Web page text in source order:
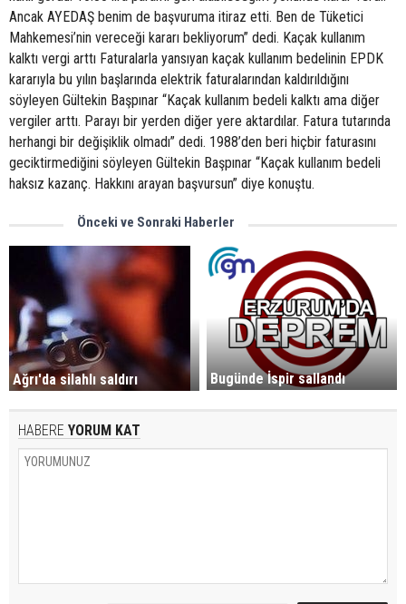
Ancak AYEDAŞ benim de başvuruma itiraz etti. Ben de Tüketici
Mahkemesi’nin vereceği kararı bekliyorum” dedi. Kaçak kullanım
kalktı vergi arttı Faturalarla yansıyan kaçak kullanım bedelinin EPDK
kararıyla bu yılın başlarında elektrik faturalarından kaldırıldığını
söyleyen Gültekin Başpınar “Kaçak kullanım bedeli kalktı ama diğer
vergiler arttı. Parayı bir yerden diğer yere aktardılar. Fatura tutarında
herhangi bir değişiklik olmadı” dedi. 1988’den beri hiçbir faturasını
geciktirmediğini söyleyen Gültekin Başpınar “Kaçak kullanım bedeli
haksız kazanç. Hakkını arayan başvursun” diye konuştu.
Önceki ve Sonraki Haberler
Ağrı'da silahlı saldırı Bugünde İspir sallandı
HABERE YORUM KAT